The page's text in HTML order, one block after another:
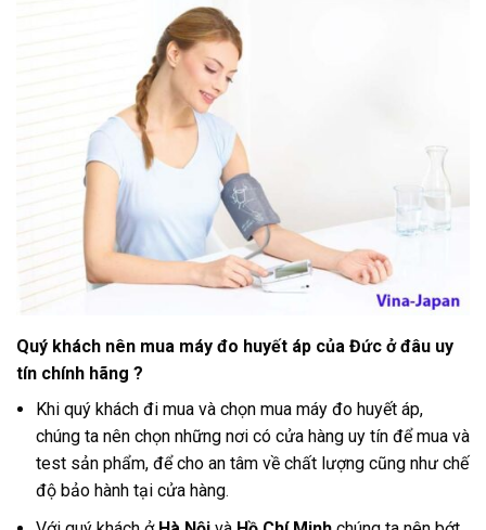
Quý khách nên mua máy đo huyết áp của Đức ở đâu uy
tín chính hãng ?
Khi quý khách đi mua và chọn mua máy đo huyết áp,
chúng ta nên chọn những nơi có cửa hàng uy tín để mua và
test sản phẩm, để cho an tâm về chất lượng cũng như chế
độ bảo hành tại cửa hàng.